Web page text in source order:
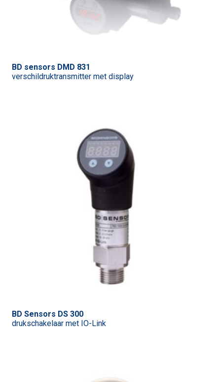
BD sensors DMD 831
verschildruktransmitter met display
BD Sensors DS 300
drukschakelaar met IO-Link